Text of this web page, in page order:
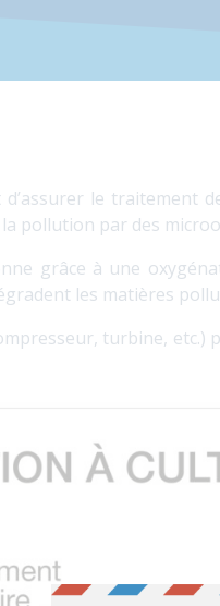
le traitement
pollution par des
grâce à une
les matières
turbine, etc.)